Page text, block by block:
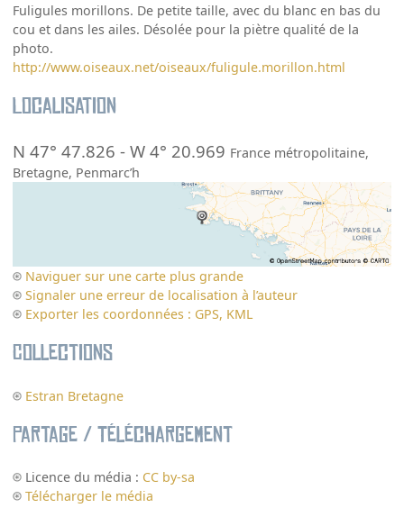
Fuligules morillons. De petite taille, avec du blanc en bas du
cou et dans les ailes. Désolée pour la piètre qualité de la
photo.
http://www.oiseaux.net/oiseaux/fuligule.morillon.html
Localisation
N 47° 47.826 -W 4° 20.969 France métropolitaine,
Bretagne, Penmarc’h
Naviguer sur une carte plus grande
Signaler une erreur de localisation à l’auteur
Exporter les coordonnées : GPS, KML
Collections
Estran Bretagne
Partage / Téléchargement
Licence du média : CC by-sa
Télécharger le média